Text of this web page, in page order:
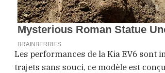
Les performances de la Kia EV6 sont
trajets sans souci, ce modèle est